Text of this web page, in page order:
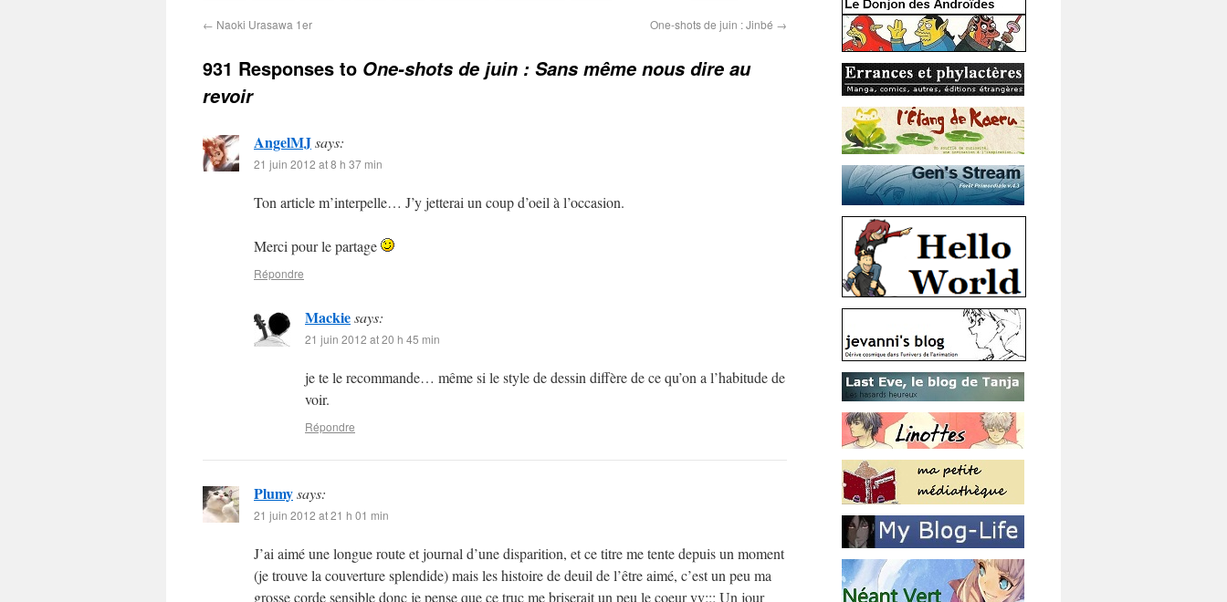
← Naoki Urasawa 1er One-shots de juin : Jinbé →
931 Responses to One-shots de juin : Sans même nous dire au
revoir
AngelMJsays:
21 juin 2012 at 8 h 37 min
Ton article m’interpelle… J’y jetterai un coup d’oeil à l’occasion.
Merci pour le partage
Répondre
Mackiesays:
21 juin 2012 at 20 h 45 min
je te le recommande… même si le style de dessin diffère de ce qu’on a l’habitude de
voir.
Répondre
Plumysays:
21 juin 2012 at 21 h 01 min
J’ai aimé une longue route et journal d’une disparition, et ce titre me tente depuis un moment
(je trouve la couverture splendide) mais les histoire de deuil de l’être aimé, c’est un peu ma
grosse corde sensible donc je pense que ce truc me briserait un peu le coeur vv;;; Un jour